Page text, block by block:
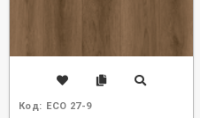
Код: ECO 27-9